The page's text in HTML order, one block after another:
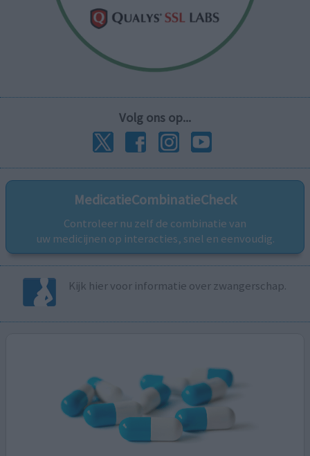
Volg ons op...
MedicatieCombinatieCheck
Controleer nu zelf de combinatie van
uw medicijnen op interacties, snel en eenvoudig.
Kijk hier voor informatie over zwangerschap.